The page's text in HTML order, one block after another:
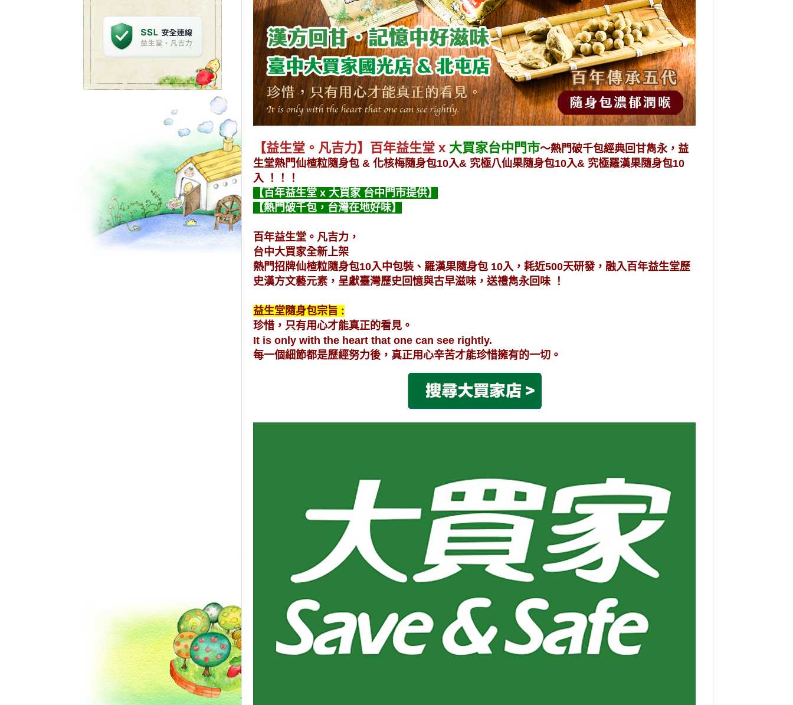
【益生堂。凡吉力】百年益生堂 x 大買家台中門市～熱門破千包經典回甘雋永，益
生堂熱門仙楂粒隨身包 & 化核梅隨身包10入& 究極八仙果隨身包10入& 究極羅漢果隨身包10
入
！！！
【百年益生堂 x 大買家 台中門市提供】
【熱門破千包，台灣在地好味】
百年益生堂。凡吉力，
台中大買家全新上架
熱門招牌仙楂粒隨身包10入中包裝、羅漢果隨身包 10入 ， 耗近500天研發，融入百年益生堂歷
史漢方文藝元素， 呈獻臺灣歷史回憶與古早滋味，送禮雋永回味 ！
益生堂隨身包宗旨 :
珍惜，只有用心才能真正的看見。
It is only with the heart that one can see rightly.
每一個細節都是歷經努力後，真正用心辛苦才能珍惜擁有的一切。